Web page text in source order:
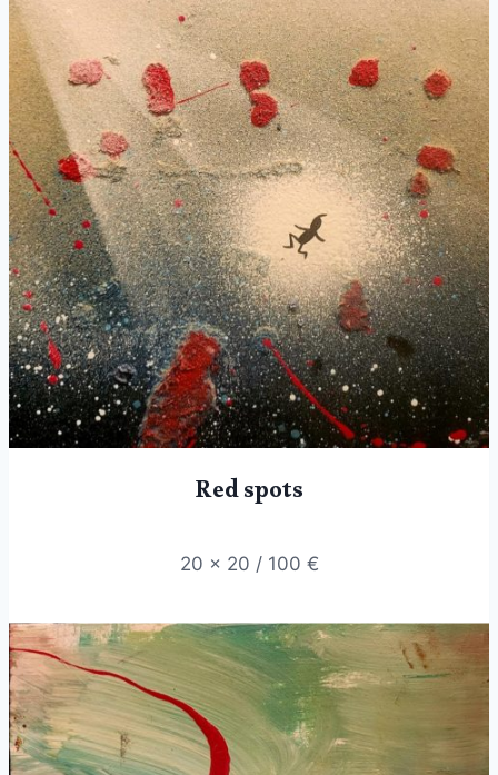
Red spots
20 x 20 / 100 €